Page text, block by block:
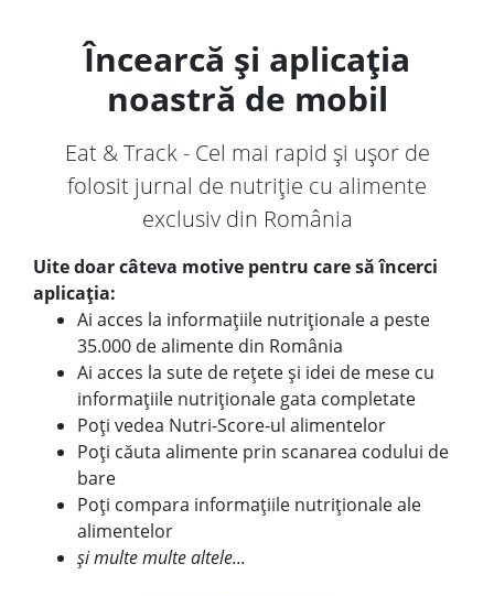
Încearcă și aplicația
noastră de mobil
Eat & Track - Cel mai rapid și ușor de
folosit jurnal de nutriție cu alimente
exclusiv din România
Uite doar câteva motive pentru care să încerci
aplicația:
Ai acces la informațiile nutriționale a peste
35.000 de alimente din România
Ai acces la sute de rețete și idei de mese cu
informațiile nutriționale gata completate
Poți vedea Nutri-Score-ul alimentelor
Poți căuta alimente prin scanarea codului de
bare
Poți compara informațiile nutriționale ale
alimentelor
și multe multe altele...